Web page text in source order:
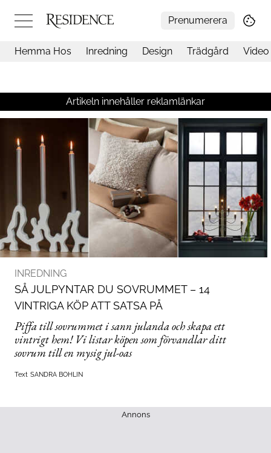
Prenumerera
Konst
Trädgård
Video
Inredning
Mat & Dryck
Influencers
Mer
Hemma Hos Inredning Design Trädgård Video
Artikeln innehåller reklamlänkar
INREDNING
SÅ JULPYNTAR DU SOVRUMMET – 14
VINTRIGA KÖP ATT SATSA PÅ
Piffa till sovrummet i sann julanda och skapa ett
vintrigt hem! Vi listar köpen som förvandlar ditt
sovrum till en mysig jul-oas
Text SANDRA BOHLIN
Annons